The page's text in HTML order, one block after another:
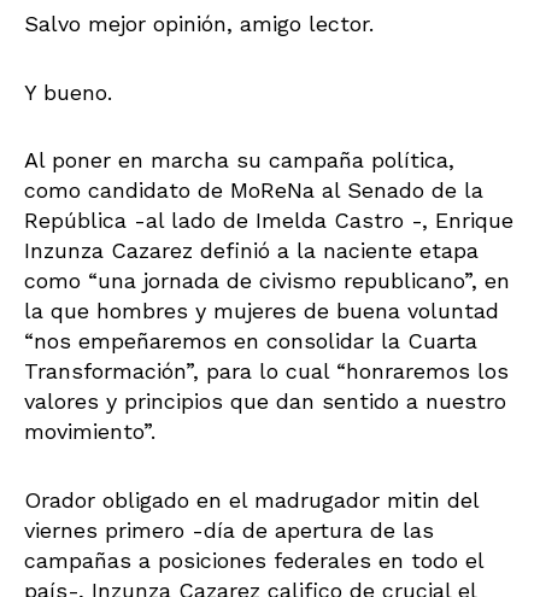
Salvo mejor opinión, amigo lector.
Y bueno.
Al poner en marcha su campaña política,
como candidato de MoReNa al Senado de la
República -al lado de Imelda Castro -, Enrique
Inzunza Cazarez definió a la naciente etapa
como “una jornada de civismo republicano”, en
la que hombres y mujeres de buena voluntad
“nos empeñaremos en consolidar la Cuarta
Transformación”, para lo cual “honraremos los
valores y principios que dan sentido a nuestro
movimiento”.
Orador obligado en el madrugador mitin del
viernes primero -día de apertura de las
campañas a posiciones federales en todo el
país-, Inzunza Cazarez califico de crucial el